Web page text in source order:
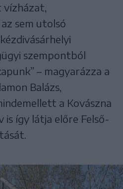
vízházat,
sem utolsó
szempontból
– magyarázza a
Balázs,
a Kovászna
is így látja előre Felső-